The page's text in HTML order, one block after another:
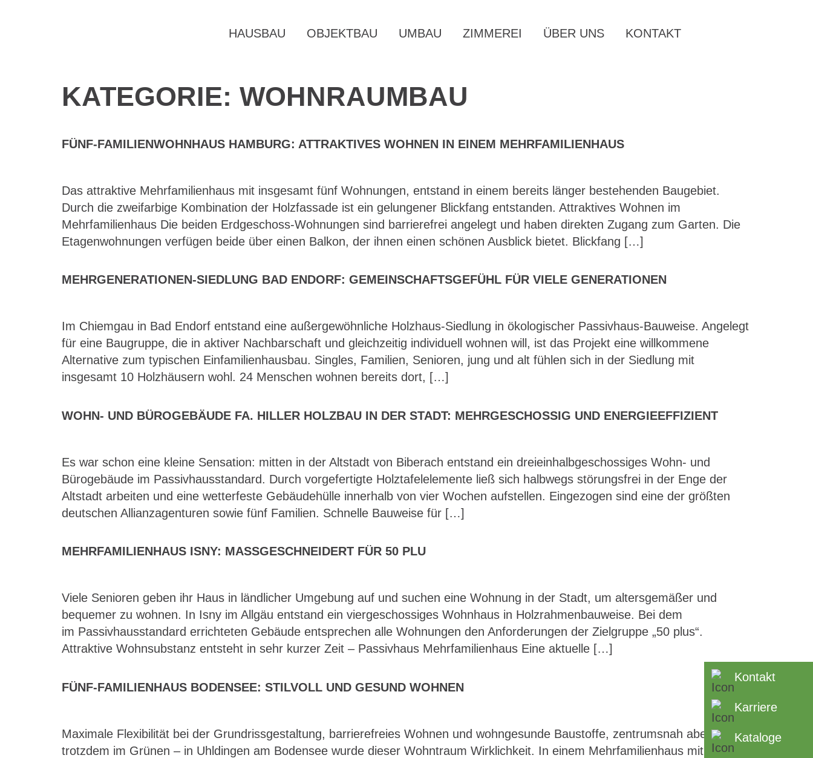
HAUSBAU OBJEKTBAU UMBAU ZIMMEREI ÜBER UNS KONTAKT
KATEGORIE: WOHNRAUMBAU
FÜNF-FAMILIENWOHNHAUS HAMBURG: ATTRAKTIVES WOHNEN IN EINEM MEHRFAMILIENHAUS
Das attraktive Mehrfamilienhaus mit insgesamt fünf Wohnungen, entstand in einem bereits länger bestehenden Baugebiet.
Durch die zweifarbige Kombination der Holzfassade ist ein gelungener Blickfang entstanden. Attraktives Wohnen im
Mehrfamilienhaus Die beiden Erdgeschoss-Wohnungen sind barrierefrei angelegt und haben direkten Zugang zum Garten. Die
Etagenwohnungen verfügen beide über einen Balkon, der ihnen einen schönen Ausblick bietet. Blickfang […]
MEHRGENERATIONEN-SIEDLUNG BAD ENDORF: GEMEINSCHAFTSGEFÜHL FÜR VIELE GENERATIONEN
Im Chiemgau in Bad Endorf entstand eine außergewöhnliche Holzhaus-Siedlung in ökologischer Passivhaus-Bauweise. Angelegt
für eine Baugruppe, die in aktiver Nachbarschaft und gleichzeitig individuell wohnen will, ist das Projekt eine willkommene
Alternative zum typischen Einfamilienhausbau. Singles, Familien, Senioren, jung und alt fühlen sich in der Siedlung mit
insgesamt 10 Holzhäusern wohl. 24 Menschen wohnen bereits dort, […]
WOHN- UND BÜROGEBÄUDE FA. HILLER HOLZBAU IN DER STADT: MEHRGESCHOSSIG UND ENERGIEEFFIZIENT
Es war schon eine kleine Sensation: mitten in der Altstadt von Biberach entstand ein dreieinhalbgeschossiges Wohn- und
Bürogebäude im Passivhausstandard. Durch vorgefertigte Holztafelelemente ließ sich halbwegs störungsfrei in der Enge der
Altstadt arbeiten und eine wetterfeste Gebäudehülle innerhalb von vier Wochen aufstellen. Eingezogen sind eine der größten
deutschen Allianzagenturen sowie fünf Familien. Schnelle Bauweise für […]
MEHRFAMILIENHAUS ISNY: MASSGESCHNEIDERT FÜR 50 PLU
Viele Senioren geben ihr Haus in ländlicher Umgebung auf und suchen eine Wohnung in der Stadt, um altersgemäßer und
bequemer zu wohnen. In Isny im Allgäu entstand ein viergeschossiges Wohnhaus in Holzrahmenbauweise. Bei dem
im Passivhausstandard errichteten Gebäude entsprechen alle Wohnungen den Anforderungen der Zielgruppe „50 plus“.
Attraktive Wohnsubstanz entsteht in sehr kurzer Zeit – Passivhaus Mehrfamilienhaus Eine aktuelle […]
FÜNF-FAMILIENHAUS BODENSEE: STILVOLL UND GESUND WOHNEN
Maximale Flexibilität bei der Grundrissgestaltung, barrierefreies Wohnen und wohngesunde Baustoffe, zentrumsnah aber
trotzdem im Grünen – in Uhldingen am Bodensee wurde dieser Wohntraum Wirklichkeit. In einem Mehrfamilienhaus mit fünf
Kontakt
Karriere
Kataloge